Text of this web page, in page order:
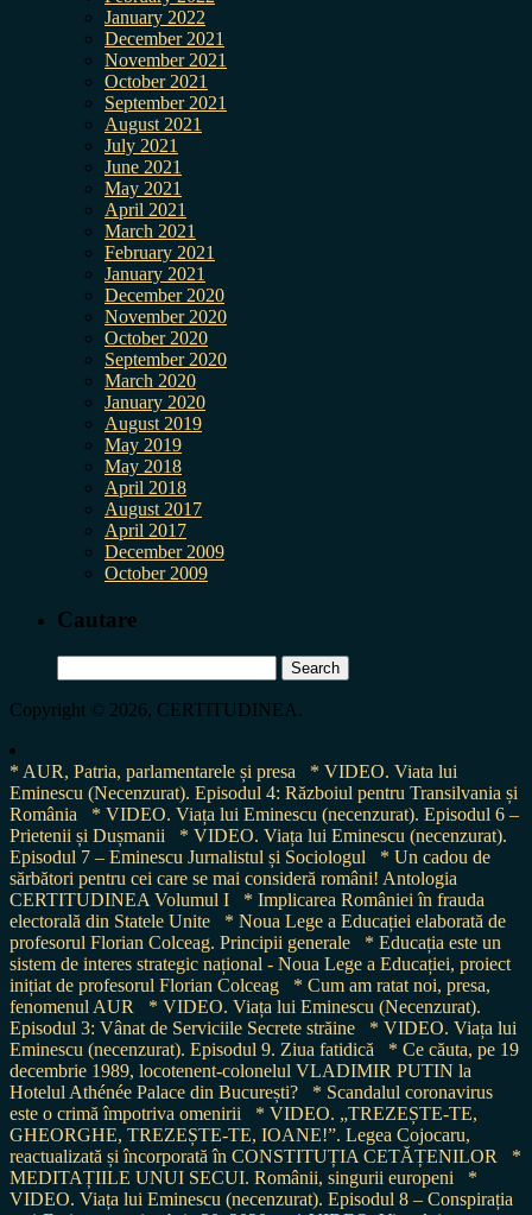
January 2022
December 2021
November 2021
October 2021
September 2021
August 2021
July 2021
June 2021
May 2021
April 2021
March 2021
February 2021
January 2021
December 2020
November 2020
October 2020
September 2020
March 2020
January 2020
August 2019
May 2019
May 2018
April 2018
August 2017
April 2017
December 2009
October 2009
Cautare
for:
Copyright © 2026, CERTITUDINEA.
* AUR, Patria, parlamentarele și presa
* VIDEO. Viata lui
Eminescu (Necenzurat). Episodul 4: Războiul pentru Transilvania și
România
* VIDEO. Viața lui Eminescu (necenzurat). Episodul 6 –
Prietenii și Dușmanii
* VIDEO. Viața lui Eminescu (necenzurat).
Episodul 7 – Eminescu Jurnalistul și Sociologul
* Un cadou de
sărbători pentru cei care se mai consideră români! Antologia
CERTITUDINEA Volumul I
* Implicarea României în frauda
electorală din Statele Unite
* Noua Lege a Educației elaborată de
profesorul Florian Colceag. Principii generale
* Educația este un
sistem de interes strategic național - Noua Lege a Educației, proiect
inițiat de profesorul Florian Colceag
* Cum am ratat noi, presa,
fenomenul AUR
* VIDEO. Viața lui Eminescu (Necenzurat).
Episodul 3: Vânat de Serviciile Secrete străine
* VIDEO. Viața lui
Eminescu (necenzurat). Episodul 9. Ziua fatidică
* Ce căuta, pe 19
decembrie 1989, locotenent-colonelul VLADIMIR PUTIN la
Hotelul Athénée Palace din București?
* Scandalul coronavirus
este o crimă împotriva omenirii
* VIDEO. „TREZEȘTE-TE,
GHEORGHE, TREZEȘTE-TE, IOANE!”. Legea Cojocaru,
reactualizată și încorporată în CONSTITUȚIA CETĂȚENILOR
*
MEDITAȚIILE UNUI SECUI. Românii, singurii europeni
*
VIDEO. Viața lui Eminescu (necenzurat). Episodul 8 – Conspirația